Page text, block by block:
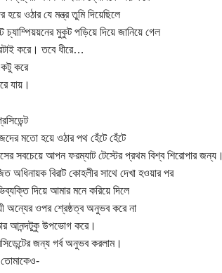
হয়ে ওঠার যে মন্ত্র তুমি দিয়েছিলে
চ্যাম্পিয়য়নের মুকুট পড়িয়ে দিয়ে জানিয়ে গেল
করে। তবে ধীরে…
করে
যায়।
মতো হয়ে ওঠার পথ হেঁটে হেঁটে
সবচেয়ে আপন ফরম্যাট টেস্টের প্রথম বিশ্ব শিরোপার জন্য।
অধিনায়ক বিরাট কোহলীর সাথে দেখা হওয়ার পর
দিয়ে আমার মনে করিয়ে দিলে
অন্যের ওপর শ্রেষ্ঠত্ব অনুভব করে না
আনন্দটুকু উপভোগ করে।
জন্য গর্ব অনুভব করলাম।